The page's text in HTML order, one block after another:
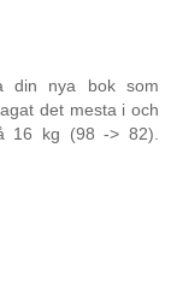
din nya bok som
det mesta i och
16 kg (98 -> 82).